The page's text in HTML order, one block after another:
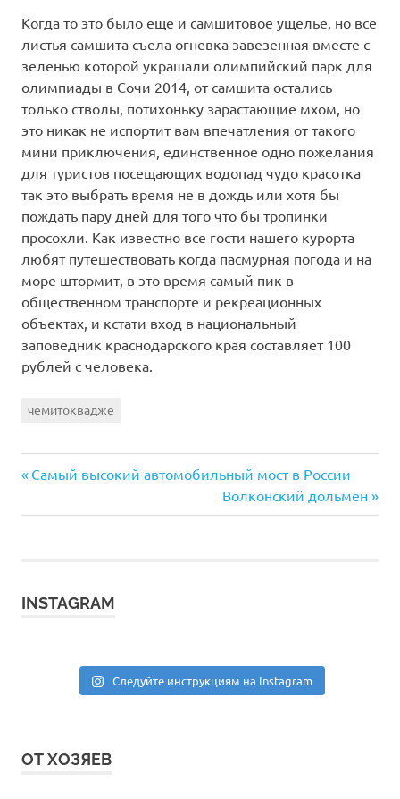
Когда то это было еще и самшитовое ущелье, но все
листья самшита съела огневка завезенная вместе с
зеленью которой украшали олимпийский парк для
олимпиады в Сочи 2014, от самшита остались
только стволы, потихоньку зарастающие мхом, но
это никак не испортит вам впечатления от такого
мини приключения, единственное одно пожелания
для туристов посещающих водопад чудо красотка
так это выбрать время не в дождь или хотя бы
пождать пару дней для того что бы тропинки
просохли. Как известно все гости нашего курорта
любят путешествовать когда пасмурная погода и на
море штормит, в это время самый пик в
общественном транспорте и рекреационных
объектах, и кстати вход в национальный
заповедник краснодарского края составляет 100
рублей с человека.
чемитоквадже
Навигация
по
Предыдущая
Самый высокий автомобильный мост в России
Следующая
запись:
Волконский дольмен
INSTAGRAM
Следуйте инструкциям на Instagram
ОТ ХОЗЯЕВ